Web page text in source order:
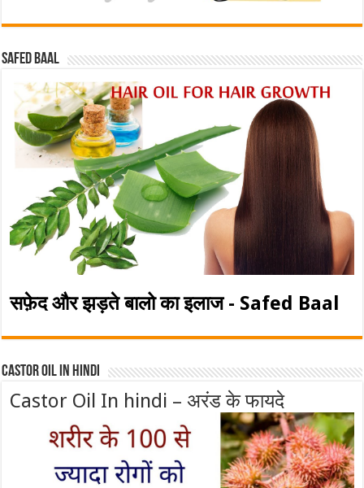
Safed baal
सफ़ेद और झड़ते बालो का इलाज - Safed Baal
Castor Oil In Hindi
Castor Oil In hindi – अरंड के फायदे